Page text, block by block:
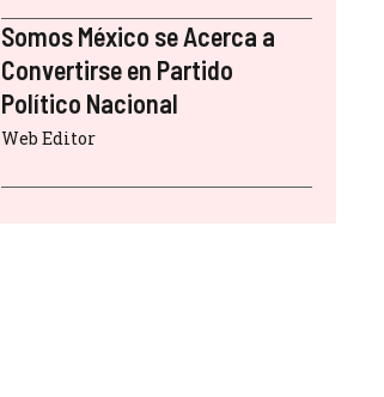
Somos México se Acerca a
Convertirse en Partido
Político Nacional
Web Editor